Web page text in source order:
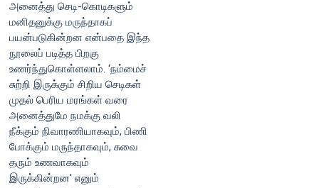
அனைத்து செடி-கொடிகளும்
மனிதனுக்கு மருந்தாகப்
பயன்படுகின்றன என்பதை இந்த
நூலைப் படித்த பிறகு
உணர்ந்துகொள்ளலாம். ‘நம்மைச்
சுற்றி இருக்கும் சிறிய செடிகள்
முதல் பெரிய மரங்கள் வரை
அனைத்துமே நமக்கு வலி
நீக்கும் நிவாரணியாகவும், பிணி
போக்கும் மருந்தாகவும், சுவை
தரும் உணவாகவும்
இருக்கின்றன' எனும்